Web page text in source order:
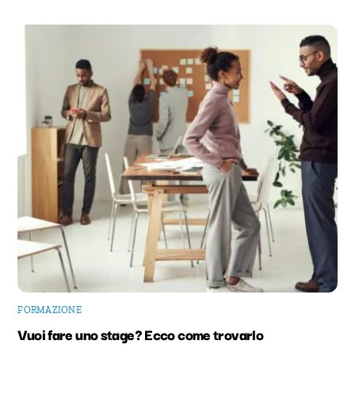
FORMAZIONE
Vuoi fare uno stage? Ecco come trovarlo